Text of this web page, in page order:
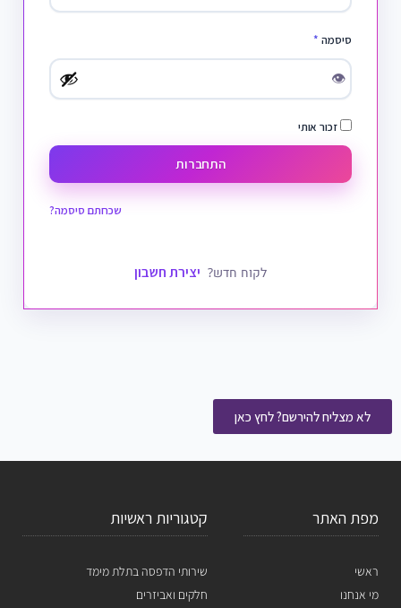
סיסמה *
👁
זכור אותי
התחברות
שכחתם סיסמה?
לקוח חדש? יצירת חשבון
לא מצליח להירשם? לחץ כאן
מפת האתר
ראשי
מי אנחנו
קטגוריות ראשיות
שירותי הדפסה בתלת מימד
חלקים ואביזרים